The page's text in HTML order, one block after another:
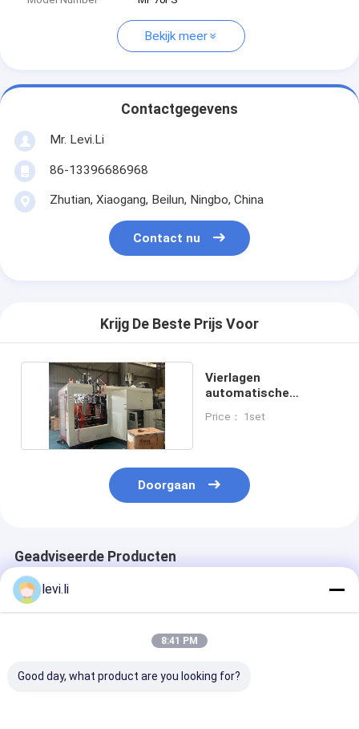
Bekijk meer
Contactgegevens
Mr. Levi.Li
86-13396686968
Zhutian, Xiaogang, Beilun, Ningbo, China
Contact nu
Krijg De Beste Prijs Voor
Vierlagen
automatische
blaasgietmachine
Price： 1set
Doorgaan
Geadviseerde Producten
levi.li
8:41 PM
Good day, what product are you looking for?